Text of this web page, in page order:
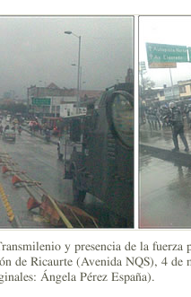
y presencia de la fuerza
de Ricaurte (Avenida NQS), 4 de
Ángela Pérez España).